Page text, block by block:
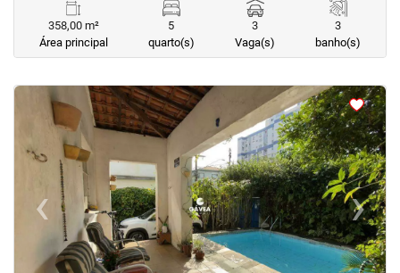
358,00 m²
Área principal
5
quarto(s)
3
Vaga(s)
3
banho(s)
< <
‹Previous ›Next